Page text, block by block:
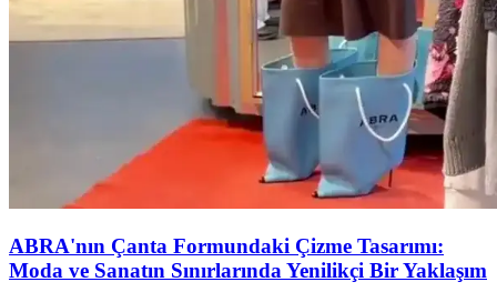
ABRA'nın Çanta Formundaki Çizme Tasarımı:
Moda ve Sanatın Sınırlarında Yenilikçi Bir Yaklaşım